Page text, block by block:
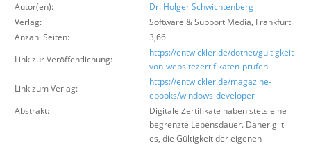
Autor(en):
Dr. Holger Schwichtenberg
Verlag:
Software & Support Media, Frankfurt
Anzahl Seiten:
3,66
Link zur Veröffentlichung:
https://entwickler.de/dotnet/gultigkeit-
von-websitezertifikaten-prufen
Link zum Verlag:
https://entwickler.de/magazine-
ebooks/windows-developer
Abstrakt:
Digitale Zertifikate haben stets eine
begrenzte Lebensdauer. Daher gilt
es, die Gültigkeit der eigenen